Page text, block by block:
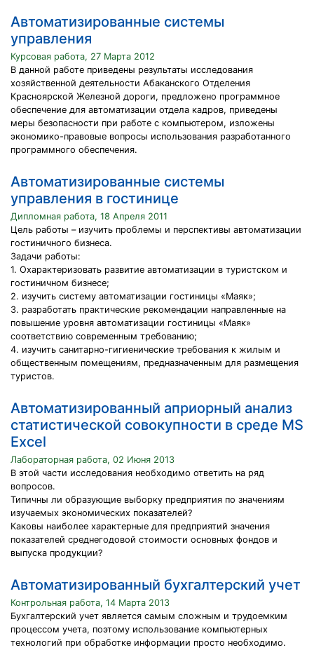
Автоматизированные системы
управления
Курсовая работа, 27 Марта 2012
В данной работе приведены результаты исследования
хозяйственной деятельности Абаканского Отделения
Красноярской Железной дороги, предложено программное
обеспечение для автоматизации отдела кадров, приведены
меры безопасности при работе с компьютером, изложены
экономико-правовые вопросы использования разработанного
программного обеспечения.
Автоматизированные системы
управления в гостинице
Дипломная работа, 18 Апреля 2011
Цель работы – изучить проблемы и перспективы автоматизации
гостиничного бизнеса.
Задачи работы:
1. Охарактеризовать развитие автоматизации в туристском и
гостиничном бизнесе;
2. изучить систему автоматизации гостиницы «Маяк»;
3. разработать практические рекомендации направленные на
повышение уровня автоматизации гостиницы «Маяк»
соответствию современным требованию;
4. изучить санитарно-гигиенические требования к жилым и
общественным помещениям, предназначенным для размещения
туристов.
Автоматизированный априорный анализ
статистической совокупности в среде MS
Excel
Лабораторная работа, 02 Июня 2013
В этой части исследования необходимо ответить на ряд
вопросов.
Типичны ли образующие выборку предприятия по значениям
изучаемых экономических показателей?
Каковы наиболее характерные для предприятий значения
показателей среднегодовой стоимости основных фондов и
выпуска продукции?
Автоматизированный бухгалтерский учет
Контрольная работа, 14 Марта 2013
Бухгалтерский учет является самым сложным и трудоемким
процессом учета, поэтому использование компьютерных
технологий при обработке информации просто необходимо.